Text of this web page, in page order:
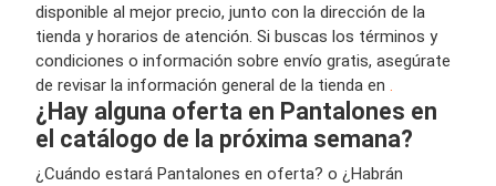
disponible al mejor precio, junto con la dirección de la
tienda y horarios de atención. Si buscas los términos y
condiciones o información sobre envío gratis, asegúrate
de revisar la información general de la tienda en
¿Hay alguna oferta en Pantalones en
el catálogo de la próxima semana?
¿Cuándo estará Pantalones en oferta? o ¿Habrán